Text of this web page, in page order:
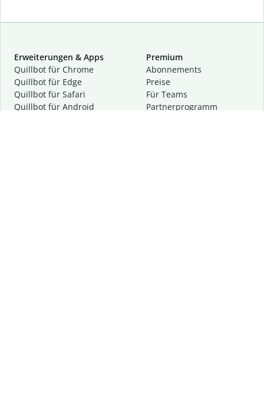
Erweiterungen & Apps
Quillbot für Chrome
Quillbot für Edge
Quillbot für Safari
Quillbot für Android
Premium
Abon­ne­ments
Preise
Für Teams
Partnerprogramm